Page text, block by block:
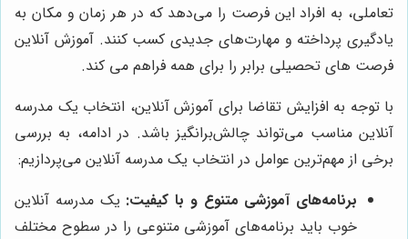
تعاملی، به افراد این فرصت را می‌دهد که در هر زمان و مکان به
یادگیری پرداخته و مهارت‌های جدیدی کسب کنند. آموزش آنلاین
فرصت های تحصیلی برابر را برای همه فراهم می کند.
با توجه به افزایش تقاضا برای آموزش آنلاین، انتخاب یک مدرسه
آنلاین مناسب می‌تواند چالش‌برانگیز باشد. در ادامه، به بررسی
برخی از مهم‌ترین عوامل در انتخاب یک مدرسه آنلاین می‌پردازیم:
برنامه‌های آموزشی متنوع و با کیفیت: یک مدرسه آنلاین
خوب باید برنامه‌های آموزشی متنوعی را در سطوح مختلف